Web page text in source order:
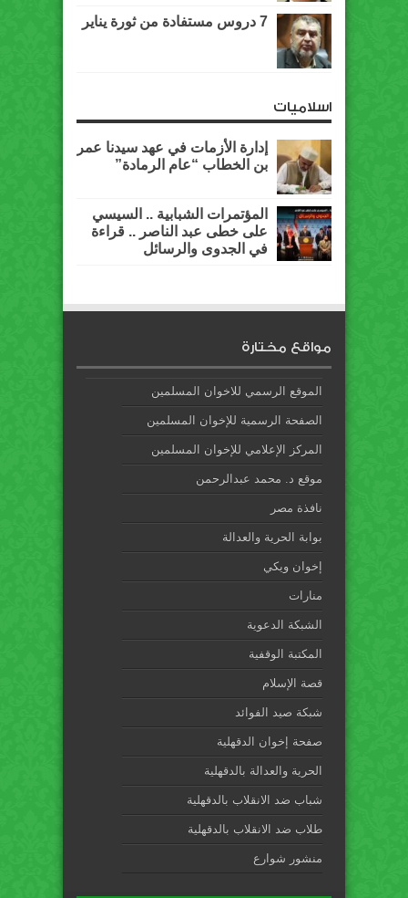
7 دروس مستفادة من ثورة يناير
اسلاميات
إدارة الأزمات في عهد سيدنا عمر
بن الخطاب “عام الرمادة”
المؤتمرات الشبابية .. السيسي
على خطى عبد الناصر .. قراءة
في الجدوى والرسائل
مواقع مختارة
الموقع الرسمي للاخوان المسلمين
الصفحة الرسمية للإخوان المسلمين
المركز الإعلامي للإخوان المسلمين
موقع د. محمد عبدالرحمن
نافذة مصر
بوابة الحرية والعدالة
إخوان ويكي
منارات
الشبكة الدعوية
المكتبة الوقفية
قصة الإسلام
شبكة صيد الفوائد
صفحة إخوان الدقهلية
الحرية والعدالة بالدقهلية
شباب ضد الانقلاب بالدقهلية
طلاب ضد الانقلاب بالدقهلية
منشور شوارع